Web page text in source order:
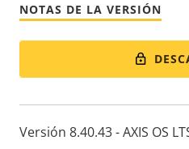
NOTAS DE LA VERSIÓN
Versión 8.40.43 - AXIS OS